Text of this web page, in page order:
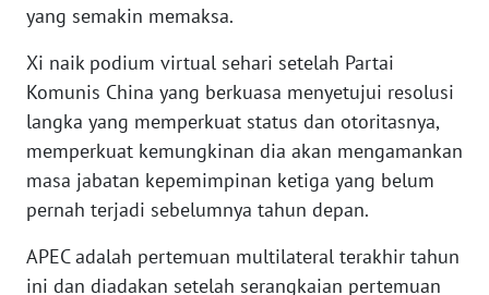
yang semakin memaksa.
Xi naik podium virtual sehari setelah Partai
Komunis China yang berkuasa menyetujui resolusi
langka yang memperkuat status dan otoritasnya,
memperkuat kemungkinan dia akan mengamankan
masa jabatan kepemimpinan ketiga yang belum
pernah terjadi sebelumnya tahun depan.
APEC adalah pertemuan multilateral terakhir tahun
ini dan diadakan setelah serangkaian pertemuan
WN
WN
NUSANTARA
WN
JOGJA
WN
JATIM